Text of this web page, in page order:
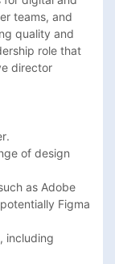
teams, and
quality and
role that
director
of design
as Adobe
Figma
including